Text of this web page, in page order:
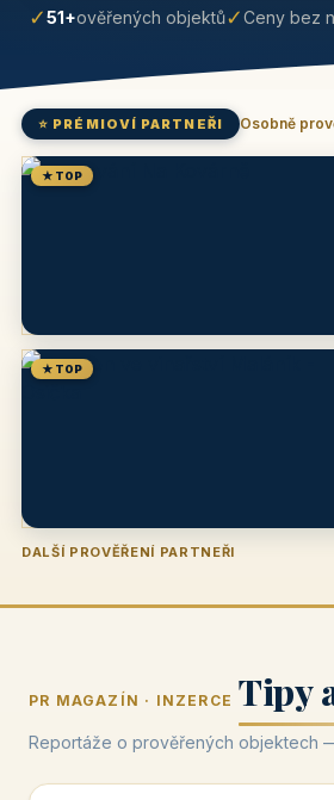
✓51+ověřených objektů✓Ceny bez
⭐ PRÉMIOVÍ PARTNEŘI Osobně
★ TOP
★ TOP
DALŠÍ PROVĚŘENÍ PARTNEŘI
Penzion U Zámku Pension Faber
PR MAGAZÍN · INZERCE Tipy
Reportáže o prověřených objektech